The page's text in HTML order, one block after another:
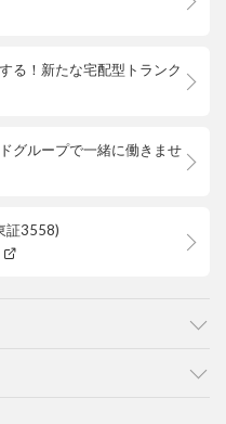
る！新たな宅配型トランク
グループで一緒に働きませ
証3558)